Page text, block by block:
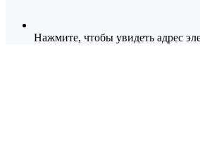
Нажмите, чтобы увидеть адрес